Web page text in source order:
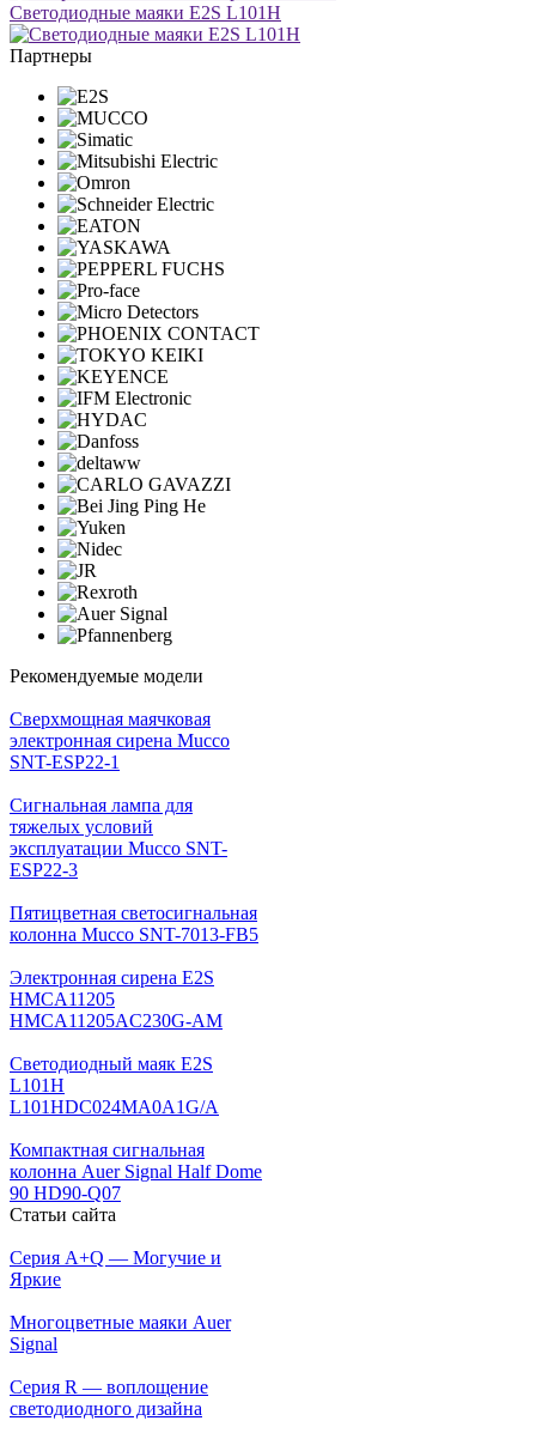
Светодиодные маяки E2S L101H
Партнеры
Рекомендуемые модели
Cверхмощная маячковая
электронная сирена Mucco
SNT-ESP22-1
Сигнальная лампа для
тяжелых условий
эксплуатации Mucco SNT-
ESP22-3
Пятицветная светосигнальная
колонна Mucco SNT-7013-FB5
Электронная сирена E2S
HMCA11205
HMCA11205AC230G-AM
Светодиодный маяк E2S
L101H
L101HDC024MA0A1G/A
Компактная сигнальная
колонна Auer Signal Half Dome
90 HD90-Q07
Статьи сайта
Серия A+Q — Могучие и
Яркие
Многоцветные маяки Auer
Signal
Серия R — воплощение
светодиодного дизайна